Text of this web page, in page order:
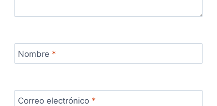
Nombre *
Correo electrónico *